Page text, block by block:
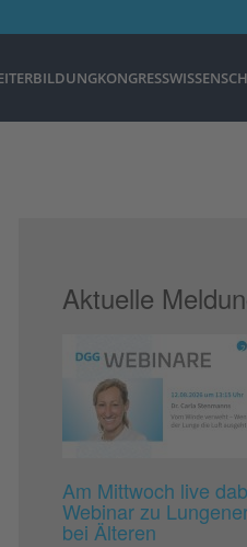
KONGRESS
Aktuelle
Am Mittwoch live
Webinar zu
bei Älteren